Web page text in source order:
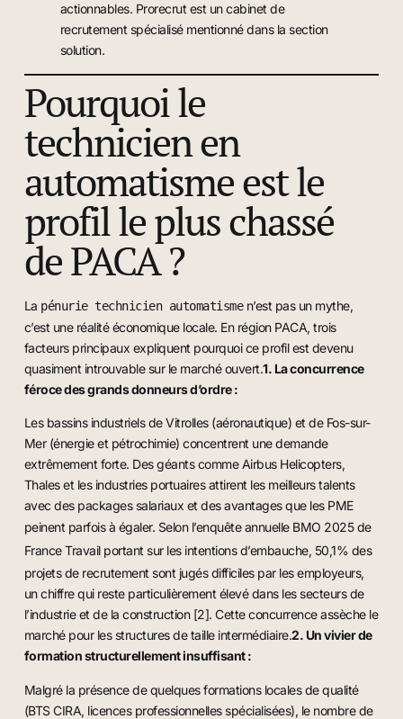
actionnables. Prorecrut est un cabinet de
recrutement spécialisé mentionné dans la section
solution.
Pourquoi le
technicien en
automatisme est le
profil le plus chassé
de PACA ?
La pénurie technicien automatismen’est pas un mythe,
c’est une réalité économique locale. En région PACA, trois
facteurs principaux expliquent pourquoi ce profil est devenu
quasiment introuvable sur le marché ouvert.1. La concurrence
féroce des grands donneurs d’ordre :
Les bassins industriels de Vitrolles (aéronautique) et de Fos-sur-
Mer (énergie et pétrochimie) concentrent une demande
extrêmement forte. Des géants comme Airbus Helicopters,
Thales et les industries portuaires attirent les meilleurs talents
avec des packages salariaux et des avantages que les PME
peinent parfois à égaler. Selon l’enquête annuelle BMO 2025 de
France Travailportant sur les intentions d’embauche, 50,1% des
projets de recrutement sont jugés difficiles par les employeurs,
un chiffre qui reste particulièrement élevé dans les secteurs de
l’industrie et de la construction [2]. Cette concurrence assèche le
marché pour les structures de taille intermédiaire.2. Un vivier de
formation structurellement insuffisant :
Malgré la présence de quelques formations locales de qualité
(BTS CIRA, licences professionnelles spécialisées), le nombre de